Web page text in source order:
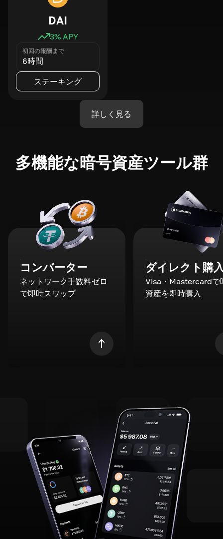
DAI
3% APY
初回の報酬まで
6時間
ステーキング
詳しく見る
多機能な暗号資産ツール群
コンバーター
ネットワーク手数料ゼロ
で即時スワップ
ダイレクト購
Visa・Mastercardで
資産を即時購入